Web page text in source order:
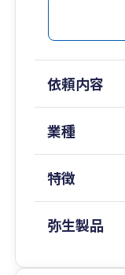
依頼内容
業種
特徴
弥生製品